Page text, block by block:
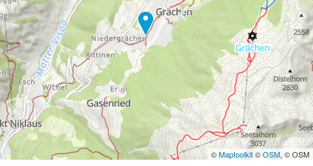
©Maptoolkit©OSM, © OSM